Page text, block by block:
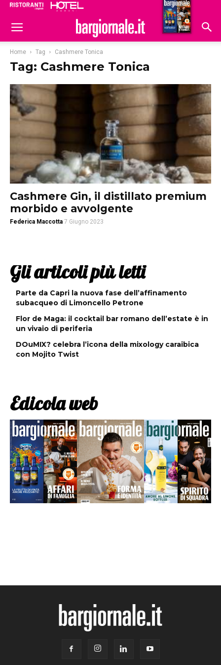
Hoteldomani
Home Tag Cashmere Tonica
Tag: Cashmere Tonica
Cashmere Gin, il distillato premium
morbido e avvolgente
Federica Maccotta 7 Giugno 2023
Gli articoli più letti
Parte da Capri la nuova fase dell’affinamento
subacqueo di Limoncello Petrone
Flor de Maga: il cocktail bar romano dell’estate è in
un vivaio di periferia
DOuMIX? celebra l’icona della mixology caraibica
con Mojito Twist
Edicola web